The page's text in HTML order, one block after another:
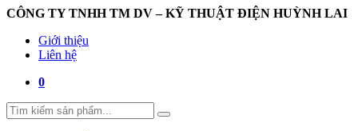
CÔNG TY TNHH TM DV – KỸ THUẬT ĐIỆN HUỲNH LAI
Giới thiệu
Liên hệ
0